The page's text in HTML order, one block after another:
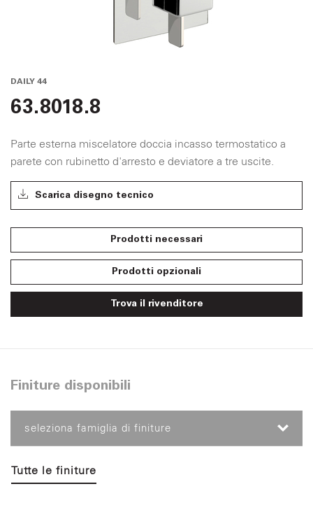
DAILY 44
63.8018.8
Parte esterna miscelatore doccia incasso termostatico a
parete con rubinetto d'arresto e deviatore a tre uscite.
Scarica disegno tecnico
Prodotti necessari
Prodotti opzionali
Trova il rivenditore
Finiture disponibili
seleziona famiglia di finiture
Tutte le finiture